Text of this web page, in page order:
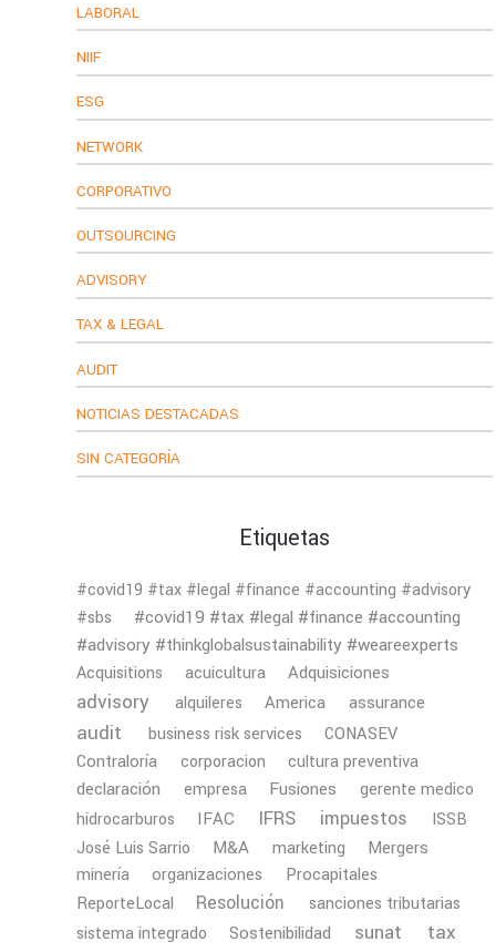
LABORAL
NIIF
ESG
NETWORK
CORPORATIVO
OUTSOURCING
ADVISORY
TAX & LEGAL
AUDIT
NOTICIAS DESTACADAS
SIN CATEGORÍA
Etiquetas
#covid19 #tax #legal #finance #accounting #advisory
#sbs
#covid19 #tax #legal #finance #accounting
#advisory #thinkglobalsustainability #weareexperts
Acquisitions acuicultura Adquisiciones
advisory alquileres America assurance
audit business risk services
CONASEV
Contraloría
corporacion cultura preventiva
declaración empresa Fusiones
gerente medico
hidrocarburos
IFAC IFRS impuestos
ISSB
José Luis Sarrio
M&A marketing Mergers
minería organizaciones
Procapitales
ReporteLocal
Resolución
sanciones tributarias
sistema integrado
Sostenibilidad sunat
tax